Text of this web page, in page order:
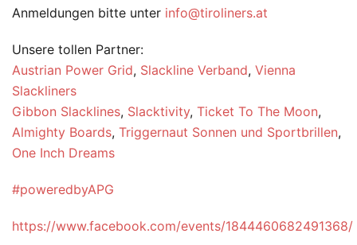
Anmeldungen bitte unter info@tiroliners.at
Unsere tollen Partner:
Austrian Power Grid, Slackline Verband, Vienna
Slackliners
Gibbon Slacklines, Slacktivity, Ticket To The Moon,
Almighty Boards, Triggernaut Sonnen und Sportbrillen,
One Inch Dreams
#poweredbyAPG
https://www.facebook.com/events/1844460682491368/